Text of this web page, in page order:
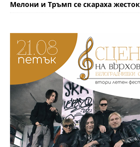
Мелони и Тръмп се скараха